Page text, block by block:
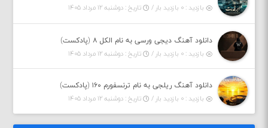
بازدید : ۰ بازدید بار /
تاریخ : دوشنبه ۱۲ مرداد ۱۴۰۵
دانلود آهنگ دیجی ورسی به نام الکل ۸ (پادکست)
بازدید : ۰ بازدید بار /
تاریخ : دوشنبه ۱۲ مرداد ۱۴۰۵
دانلود آهنگ ریلجی به نام ترنسفورم ۱۶۰ (پادکست)
بازدید : ۰ بازدید بار /
تاریخ : دوشنبه ۱۲ مرداد ۱۴۰۵